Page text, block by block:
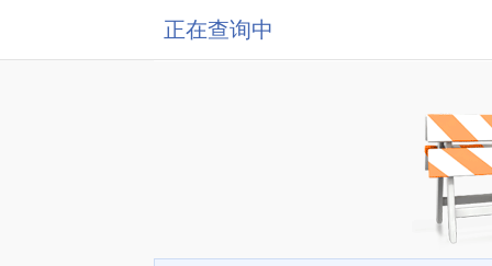
正在查询中